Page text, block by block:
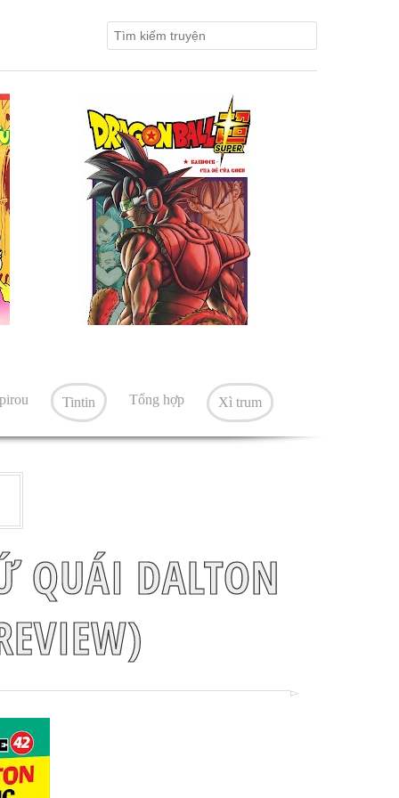
Tintin Tổng hợp Xì trum
QUÁI DALTON